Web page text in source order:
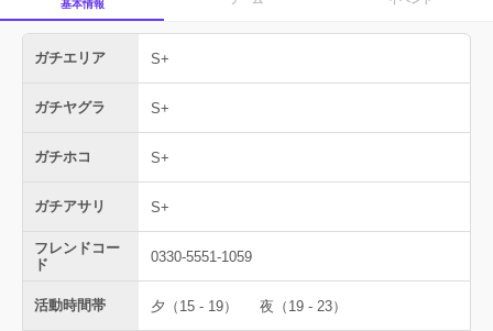
基本情報
ガチエリア S+
ガチヤグラ S+
ガチホコ S+
ガチアサリ S+
フレンドコー
ド
0330-5551-1059
活動時間帯 夕（15 - 19） 夜（19 - 23）